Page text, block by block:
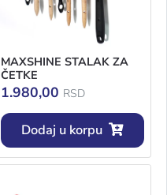
MAXSHINE STALAK ZA
ČETKE
1.980,00 RSD
Dodaj u korpu